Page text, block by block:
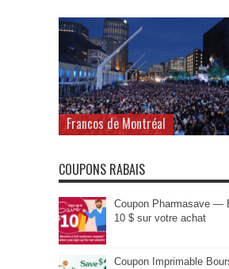
Francos de Montréal
COUPONS RABAIS
Coupon Pharmasave —
10 $ sur votre achat
Coupon Imprimable